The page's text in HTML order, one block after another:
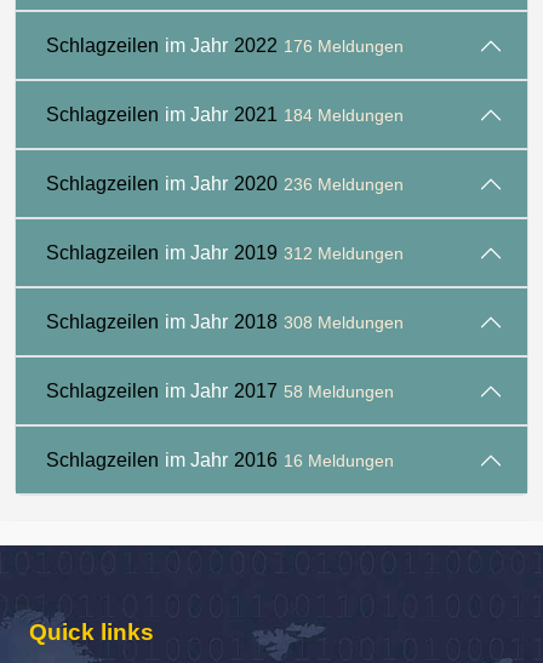
Schlagzeilen im Jahr 2022 176 Meldungen
Schlagzeilen im Jahr 2021 184 Meldungen
Schlagzeilen im Jahr 2020 236 Meldungen
Schlagzeilen im Jahr 2019 312 Meldungen
Schlagzeilen im Jahr 2018 308 Meldungen
Schlagzeilen im Jahr 2017 58 Meldungen
Schlagzeilen im Jahr 2016 16 Meldungen
Quick links